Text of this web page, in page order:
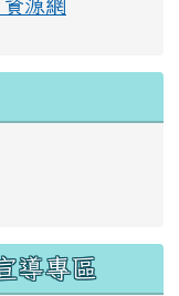
源網
導專區